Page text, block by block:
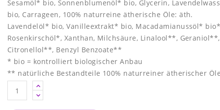
Sesamöl* bio, Sonnenblumenöl* bio, Glycerin,
bio, Carrageen, 100% naturreine ätherische Öle: äth.
Lavendelöl* bio, Vanilleextrakt* bio, Macadamianussöl*
Rosenkirschöl*, Xanthan, Milchsäure, Linalool**, Geraniol**,
Citronellol**, Benzyl Benzoate**
* bio = kontrolliert biologischer Anbau
** natürliche Bestandteile 100% naturreiner ätherischer